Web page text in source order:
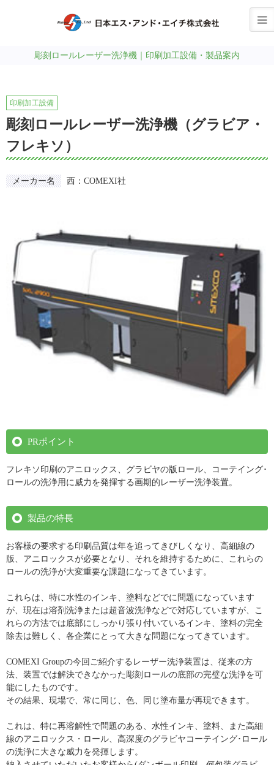
彫刻ロールレーザー洗浄機｜印刷加工設備・製品案内
彫刻ロールレーザー洗浄機（グラビア・
フレキソ）
印刷加工設備
メーカー名 西：COMEXI社
PRポイント
フレキソ印刷のアニロックス、グラビヤの版ロール、コーテイング･
ロールの洗浄用に威力を発揮する画期的レーザー洗浄装置。
製品の特長
お客様の要求する印刷品質は年を追ってきびしくなり、高細線の
版、アニロックスが必要となり、それを維持するために、これらの
ロールの洗浄が大変重要な課題になってきています。
これらは、特に水性のインキ、塗料などでに問題になっています
が、現在は溶剤洗浄または超音波洗浄などで対応していますが、こ
れらの方法では底部にしっかり張り付いているインキ、塗料の完全
除去は難しく、各企業にとって大きな問題になってきています。
COMEXI Groupの今回ご紹介するレーザー洗浄装置は、従来の方
法、装置では解決できなかった彫刻ロールの底部の完璧な洗浄を可
能にしたものです。
その結果、現場で、常に同じ、色、同じ塗布量が再現できます。
これは、特に再溶解性で問題のある、水性インキ、塗料、また高細
線のアニロックス・ロール、高深度のグラビヤコーテイング･ロール
の洗浄に大きな威力を発揮します。